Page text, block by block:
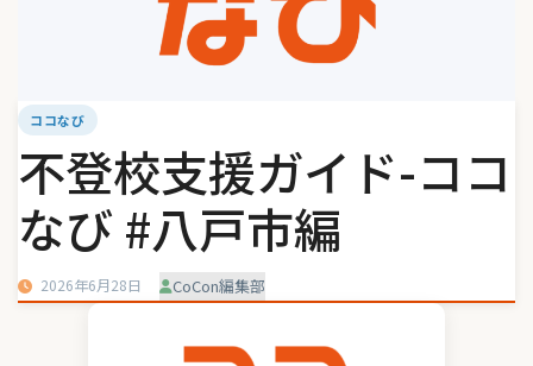
ココなび
不登校支援ガイド-ココ
なび #八戸市編
2026年6月28日 CoCon編集部